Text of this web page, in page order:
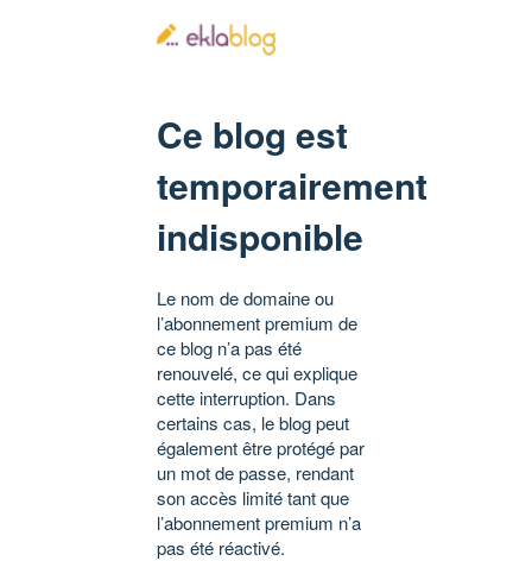
Ce blog est
temporairement
indisponible
Le nom de domaine ou
l’abonnement premium de
ce blog n’a pas été
renouvelé, ce qui explique
cette interruption. Dans
certains cas, le blog peut
également être protégé par
un mot de passe, rendant
son accès limité tant que
l’abonnement premium n’a
pas été réactivé.